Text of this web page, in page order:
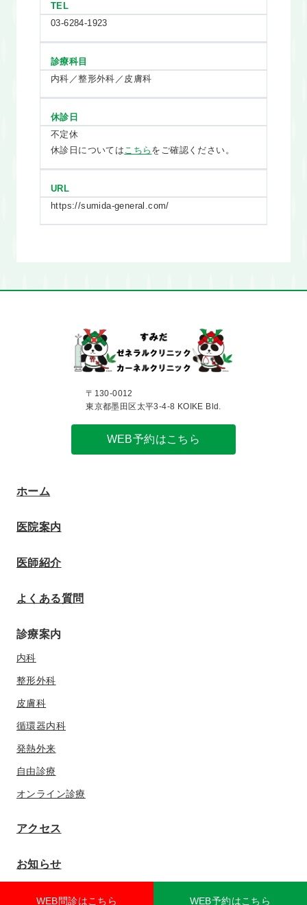
TEL
03-6284-1923
診療科目
内科／整形外科／皮膚科
休診日
不定休
休診日についてはこちら をご確認ください。
URL
https://sumida-general.com/
〒130-0012
東京都墨田区太平3-4-8 KOIKE Bld.
WEB予約はこちら
ホーム
医院案内
医師紹介
よくある質問
診療案内
内科
整形外科
皮膚科
循環器内科
発熱外来
自由診療
オンライン診療
アクセス
お知らせ
WEB問診はこちら WEB予約はこちら